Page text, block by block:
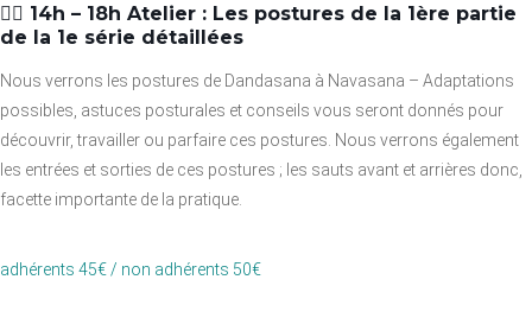
👉🏼 14h – 18h Atelier : Les postures de la 1ère partie
de la 1e série détaillées
Nous verrons les postures de Dandasana à Navasana – Adaptations
possibles, astuces posturales et conseils vous seront donnés pour
découvrir, travailler ou parfaire ces postures. Nous verrons également
les entrées et sorties de ces postures ; les sauts avant et arrières donc,
facette importante de la pratique.
adhérents 45€ / non adhérents 50€